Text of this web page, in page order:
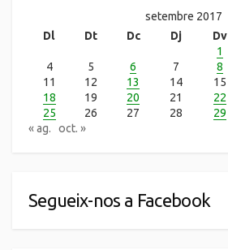
setembre 2017
Dl
Dt Dc Dj Dv
1
4
5 6 7 8
11
12 13 14 15
18
19 20 21 22
25
26 27 28 29
« ag.
oct. »
Segueix-nos a Facebook